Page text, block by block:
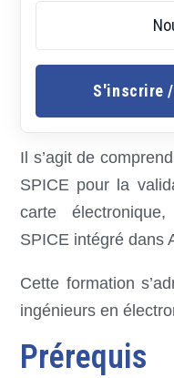
Il s’agit de
SPICE pour la
carte
SPICE intégré dans
Cette formation
ingénieurs en
Prérequis
S'inscrire /